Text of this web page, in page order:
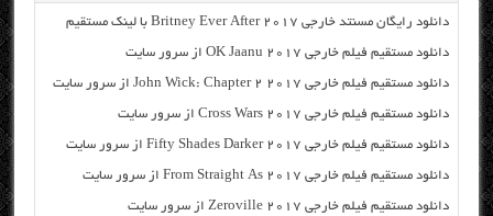
دانلود رایگان مسنتد خارجی Britney Ever After 2017 با لینک مستقیم
دانلود مستقیم فیلم خارجی OK Jaanu 2017 از سرور سایت
دانلود مستقیم فیلم خارجی John Wick: Chapter 2 2017 از سرور سایت
دانلود مستقیم فیلم خارجی Cross Wars 2017 از سرور سایت
دانلود مستقیم فیلم خارجی Fifty Shades Darker 2017 از سرور سایت
دانلود مستقیم فیلم خارجی From Straight As 2017 از سرور سایت
دانلود مستقیم فیلم خارجی Zeroville 2017 از سرور سایت